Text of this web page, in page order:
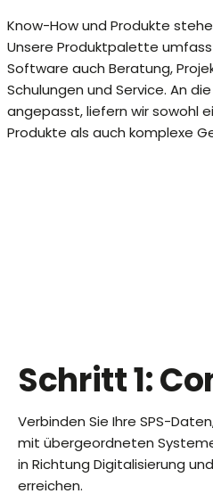
Know-How und Produkte
Unsere Produktpalette
Software auch Beratung,
Schulungen und Service. An
angepasst, liefern wir sowohl
Produkte als auch komplexe
Schritt 1:
Verbinden Sie Ihre SPS-
mit übergeordneten
in Richtung Digitalisierung
erreichen.